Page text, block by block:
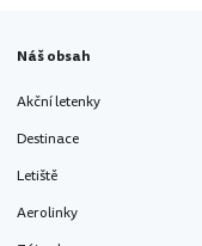
Náš obsah
Akční letenky
Destinace
Letiště
Aerolinky